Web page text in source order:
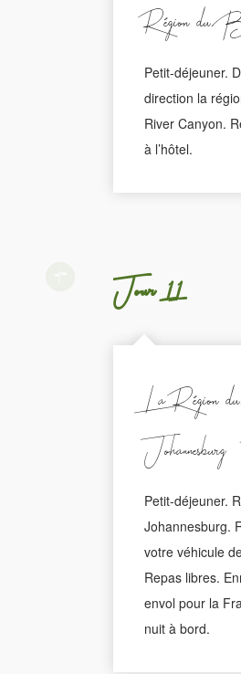
Région du
Petit-déjeuner.
direction la
River Canyon.
à l’hôtel.
Jour 11
La Région
Petit-déjeuner.
Johannesburg.
votre véhicule
Repas libres.
envol pour la
nuit à bord.